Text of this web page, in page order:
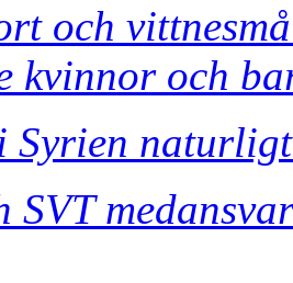
och
kvinnor och
Syrien
SVT